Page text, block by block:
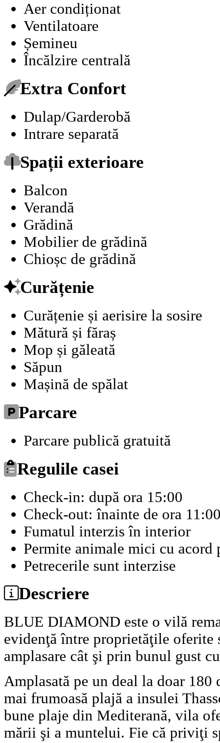
Aer condiționat
Ventilatoare
Șemineu
Încălzire centrală
Extra Confort
Dulap/Garderobă
Intrare separată
Spații exterioare
Balcon
Verandă
Grădină
Mobilier de grădină
Chioșc de grădină
Curățenie
Curățenie și aerisire la sosire
Mătură și făraș
Mop și găleată
Săpun
Mașină de spălat
Parcare
Parcare publică gratuită
Regulile casei
Check-in: după ora 15:00
Check-out: înainte de ora
Fumatul interzis în interior
Permite animale mici cu
Petrecerile sunt interzise
Descriere
BLUE DIAMOND este o vilă
evidenţă între proprietăţile oferite
amplasare cât şi prin bunul gust
Amplasată pe un deal la doar 180
mai frumoasă plajă a insulei
bune plaje din Mediterană, vila
mării şi a muntelui. Fie că priviţi